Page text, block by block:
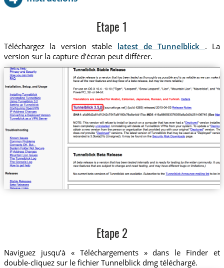
Etape 1
Téléchargez la version stable latest de Tunnelblick . La
version sur la capture d’écran peut différer.
Etape 2
Naviguez jusqu’à « Téléchargements » dans le Finder et
double-cliquez sur le fichier Tunnelblick dmg téléchargé.